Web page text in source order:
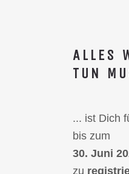
ALLES
TUN
... ist Dich
bis zum
30. Juni
zu